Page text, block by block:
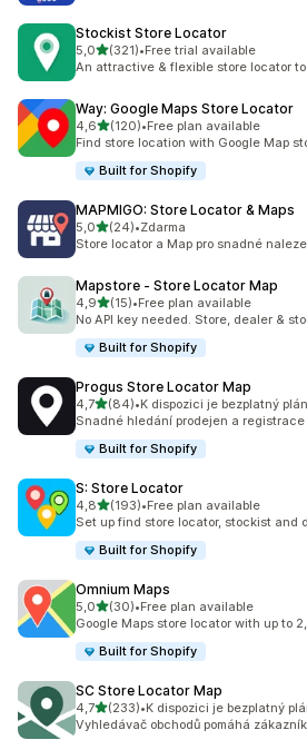
Stockist Store Locator
5,0z 5 hvězd
(321)
Celkový počet recenzí: 321
•Free trial available
An attractive & flexible store locator
Way: Google Maps Store Locator
4,6z 5 hvězd
(120)
Celkový počet recenzí: 120
•Free plan available
Find store location with Google Map
Built for Shopify
MAPMIGO: Store Locator & Maps
5,0z 5 hvězd
(24)
Celkový počet recenzí: 24
•Zdarma
Store locator a Map pro snadné
Mapstore ‑ Store Locator Map
4,9z 5 hvězd
(15)
Celkový počet recenzí: 15
•Free plan available
No API key needed. Store, dealer &
Built for Shopify
Progus Store Locator Map
4,7z 5 hvězd
(84)
Celkový počet recenzí: 84
•K dispozici je bezplatný plán
Snadné hledání prodejen a
Built for Shopify
S: Store Locator
4,8z 5 hvězd
(193)
Celkový počet recenzí: 193
•Free plan available
Set up find store locator, stockist and
Built for Shopify
Omnium Maps
5,0z 5 hvězd
(30)
Celkový počet recenzí: 30
•Free plan available
Google Maps store locator with up to
Built for Shopify
SC Store Locator Map
4,7z 5 hvězd
(233)
Celkový počet recenzí: 233
•K dispozici je bezplatný
Vyhledávač obchodů pomáhá